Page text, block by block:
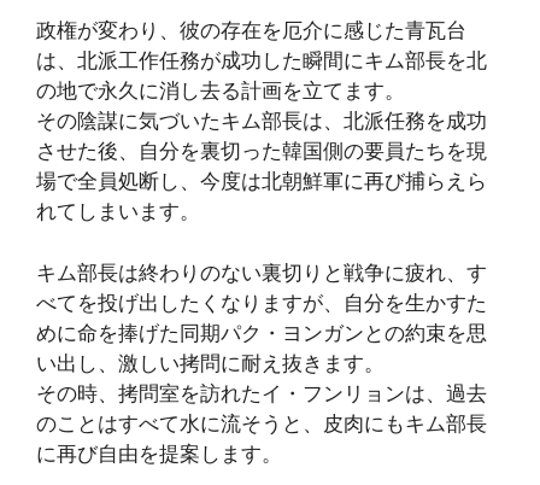
政権が変わり、彼の存在を厄介に感じた青瓦台
は、北派工作任務が成功した瞬間にキム部長を北
の地で永久に消し去る計画を立てます。
その陰謀に気づいたキム部長は、北派任務を成功
させた後、自分を裏切った韓国側の要員たちを現
場で全員処断し、今度は北朝鮮軍に再び捕らえら
れてしまいます。
キム部長は終わりのない裏切りと戦争に疲れ、す
べてを投げ出したくなりますが、自分を生かすた
めに命を捧げた同期パク・ヨンガンとの約束を思
い出し、激しい拷問に耐え抜きます。
その時、拷問室を訪れたイ・フンリョンは、過去
のことはすべて水に流そうと、皮肉にもキム部長
に再び自由を提案します。